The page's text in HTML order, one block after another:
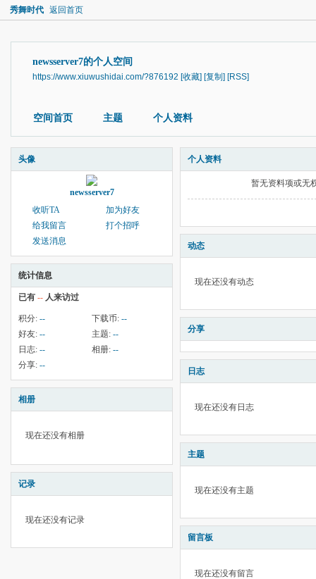
秀舞时代 返回首页
newsserver7的个人空间
https://www.xiuwushidai.com/?876192 [收藏] [复制] [RSS]
空间首页 主题 个人资料
头像
newsserver7
收听TA
加为好友
给我留言
打个招呼
发送消息
统计信息
已有 -- 人来访过
积分: -- 下载币: --
好友: -- 主题: --
日志: -- 相册: --
分享: --
相册
现在还没有相册
记录
现在还没有记录
个人资料
暂无资料项或无
动态
现在还没有动态
分享
日志
现在还没有日志
主题
现在还没有主题
留言板
现在还没有留言